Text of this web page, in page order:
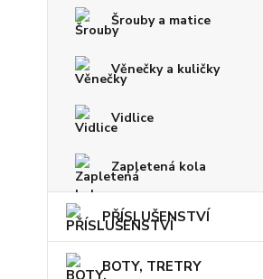
Šrouby a matice
Věnečky a kuličky
Vidlice
Zapletená kola
PŘÍSLUŠENSTVÍ
BOTY, TRETRY